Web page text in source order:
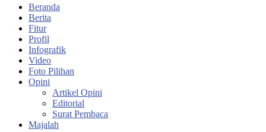
Beranda
Berita
Fitur
Profil
Infografik
Video
Foto Pilihan
Opini
Artikel Opini
Editorial
Surat Pembaca
Majalah